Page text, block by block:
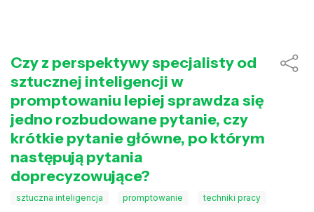
Czy z perspektywy specjalisty od
sztucznej inteligencji w
promptowaniu lepiej sprawdza się
jedno rozbudowane pytanie, czy
krótkie pytanie główne, po którym
następują pytania
doprecyzowujące?
sztuczna inteligencja promptowanie techniki pracy